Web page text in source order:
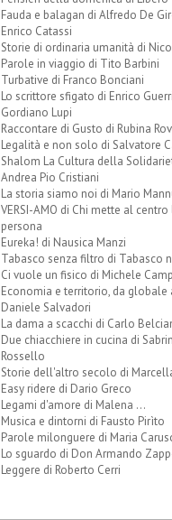
Fauda e balagan di Alfredo De
Enrico Catassi
Storie di ordinaria umanità di
Parole in viaggio di Tito Barbini
Turbative di Franco Bonciani
Lo scrittore sfigato di Enrico
Gordiano Lupi
Raccontare di Gusto di Rubina
Legalità e non solo di Salvatore
Shalom La Cultura della
Andrea Pio Cristiani
La storia siamo noi di Mario
VERSI-AMO di Chi mette al centro
persona
Eureka! di Nausica Manzi
Tabasco senza filtro di Tabasco
Ci vuole un fisico di Michele
Economia e territorio, da globale
Daniele Salvadori
La dama a scacchi di Carlo
Due chiacchiere in cucina di
Rossello
Storie dell'altro secolo di
Easy ridere di Dario Greco
Legami d'amore di Malena ...
Musica e dintorni di Fausto Pirìto
Parole milonguere di Maria
Lo sguardo di Don Armando
Leggere di Roberto Cerri